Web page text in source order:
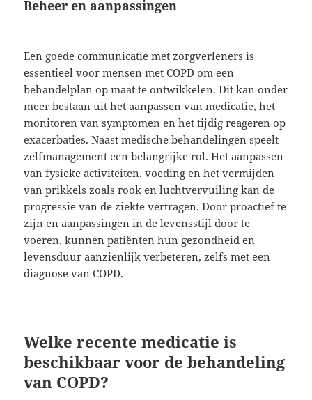
Beheer en aanpassingen
Een goede communicatie met zorgverleners is
essentieel voor mensen met COPD om een
behandelplan op maat te ontwikkelen. Dit kan onder
meer bestaan uit het aanpassen van medicatie, het
monitoren van symptomen en het tijdig reageren op
exacerbaties. Naast medische behandelingen speelt
zelfmanagement een belangrijke rol. Het aanpassen
van fysieke activiteiten, voeding en het vermijden
van prikkels zoals rook en luchtvervuiling kan de
progressie van de ziekte vertragen. Door proactief te
zijn en aanpassingen in de levensstijl door te
voeren, kunnen patiënten hun gezondheid en
levensduur aanzienlijk verbeteren, zelfs met een
diagnose van COPD.
Welke recente medicatie is
beschikbaar voor de behandeling
van COPD?